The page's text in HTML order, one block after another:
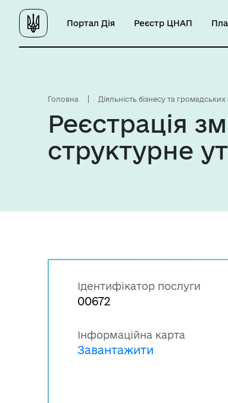
Портал Дія Реєстр ЦНАП
Головна Діяльність бізнесу та
Реєстрація
структурне
Ідентифікатор послуги
00672
Інформаційна карта
Завантажити